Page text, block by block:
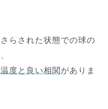
らされた状態での球の
度と良い相関 がありま